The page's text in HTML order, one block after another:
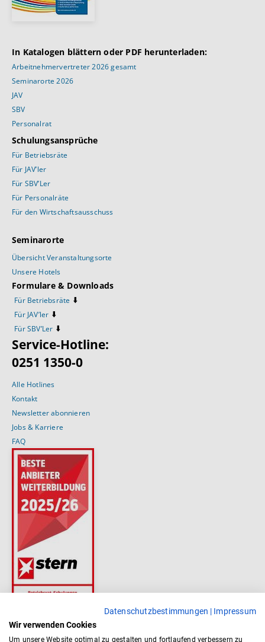
In Katalogen blättern oder PDF herunterladen:
Arbeitnehmervertreter 2026 gesamt
Seminarorte 2026
JAV
SBV
Personalrat
Schulungsansprüche
Für Betriebsräte
Für JAV’ler
Für SBV’Ler
Für Personalräte
Für den Wirtschaftsausschuss
Seminarorte
Übersicht Veranstaltungsorte
Unsere Hotels
Formulare & Downloads
Für Betriebsräte ⬇️
Für JAV’ler ⬇️
Für SBV’Ler ⬇️
Service-Hotline:
0251 1350-0
Alle Hotlines
Kontakt
Newsletter abonnieren
Jobs & Karriere
FAQ
Datenschutzbestimmungen | Impressum
Wir verwenden Cookies
Um unsere Website optimal zu gestalten und fortlaufend verbessern zu